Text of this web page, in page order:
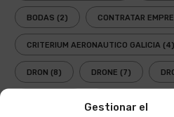
Gestionar el
BODAS (2) CONTRATAR
CRITERIUM AERONAUTICO GALICIA (4)
DRON (8) DRONE (7)